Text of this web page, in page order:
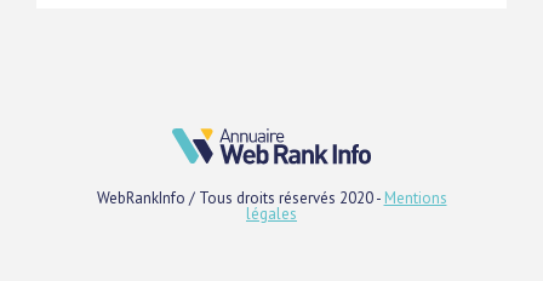
WebRankInfo / Tous droits réservés 2020 - Mentions
légales